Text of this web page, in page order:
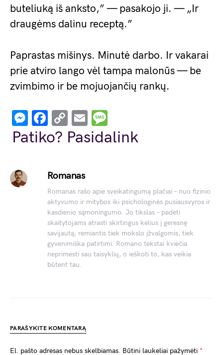
buteliuką iš anksto,” — pasakojo ji. — „Ir
draugėms dalinu receptą.”
Paprastas mišinys. Minutė darbo. Ir vakarai
prie atviro lango vėl tampa malonūs — be
zvimbimo ir be mojuojančių rankų.
Messenger
Facebook
Copy
Link
Email
Patiko? Pasidalink
Romanas
Romanas rašo apie sveikatingumą plačiai – nuo fizinio
aktyvumo ir mitybos iki psichologinės pusiausvyros ir
kasdienio sąmoningumo. Jo tikslas – padėti
skaitytojams atrasti skirtingus kelius į geresnę
savijautą, remiantis tiek mokslo įžvalgomis, tiek
gyvenimiška patirtimi. Romano tekstai kviečia
neprimesti sau taisyklių, o ieškoti to, kas veikia
būtent tau.
PARAŠYKITE KOMENTARĄ
El. pašto adresas nebus skelbiamas. Būtini laukeliai pažymėti *